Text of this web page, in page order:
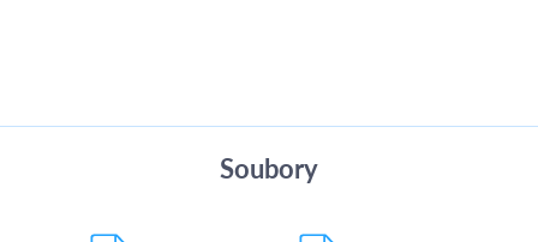
Soubory